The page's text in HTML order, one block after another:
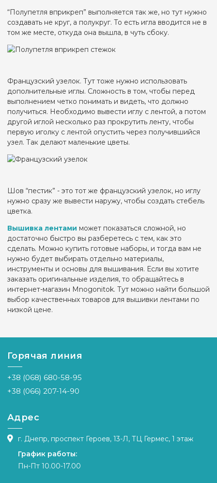
“Полупетля вприкреп” выполняется так же, но тут нужно
создавать не круг, а полукруг. То есть игла вводится не в
том же месте, откуда она вышла, в чуть сбоку.
Французский узелок. Тут тоже нужно использовать
дополнительные иглы. Сложность в том, чтобы перед
выполнением четко понимать и видеть, что должно
получиться. Необходимо вывести иглу с лентой, а потом
другой иглой несколько раз прокрутить ленту, чтобы
первую иголку с лентой опустить через получившийся
узел. Так делают маленькие цветы.
Шов “пестик” - это тот же французский узелок, но иглу
нужно сразу же вывести наружу, чтобы создать стебель
цветка.
Вышивка лентами может показаться сложной, но
достаточно быстро вы разберетесь с тем, как это
сделать. Можно купить готовые наборы, и тогда вам не
нужно будет выбирать отдельно материалы,
инструменты и основы для вышивания. Если вы хотите
заказать оригинальные изделия, то обращайтесь в
интернет-магазин Mnogonitok. Тут можно найти большой
выбор качественных товаров для вышивки лентами по
низкой цене.
Горячая линия
+38 (068) 680-58-95
+38 (066) 207-14-90
Адрес
г. Днепр, проспект Героев, 13-Л, ТЦ Гермес, 1 этаж
График работы:
Пн-Пт 10.00-17.00